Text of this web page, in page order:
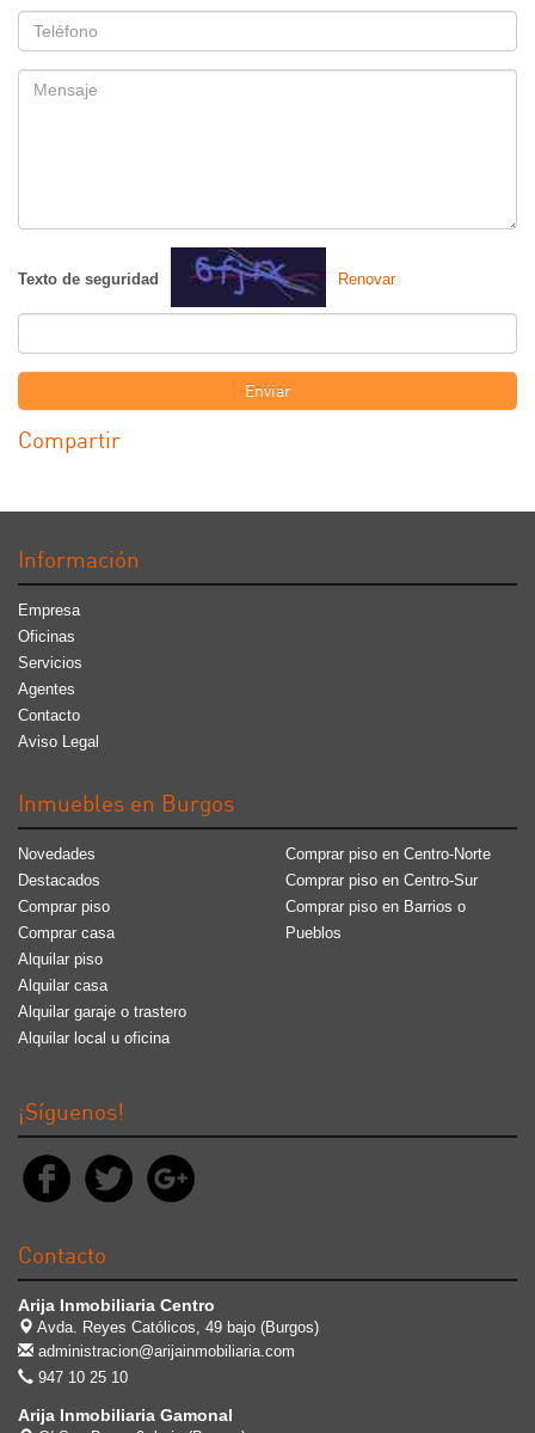
Telefono
Mensaje
Texto de seguridad Renovar
Enviar
Compartir
Información
Empresa
Oficinas
Servicios
Agentes
Contacto
Aviso Legal
Inmuebles en Burgos
Novedades
Destacados
Comprar piso
Comprar casa
Alquilar piso
Alquilar casa
Alquilar garaje o trastero
Alquilar local u oficina
Comprar piso en Centro-Norte
Comprar piso en Centro-Sur
Comprar piso en Barrios o
Pueblos
¡Síguenos!
Contacto
Arija Inmobiliaria Centro
Avda. Reyes Católicos, 49 bajo (Burgos)
administracion@arijainmobiliaria.com
947 10 25 10
Arija Inmobiliaria Gamonal